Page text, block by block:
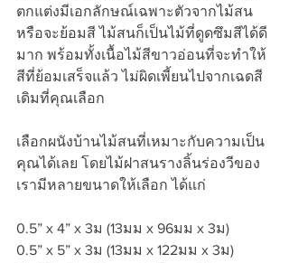
ตกแต่งมีเอกลักษณ์เฉพาะตัวจากไม้สน
หรือจะย้อมสี ไม้สนก็เป็นไม้ที่ดูดซึมสีได้ดี
มาก พร้อมทั้งเนื้อไม้สีขาวอ่อนที่จะทำให้
สีที่ย้อมเสร็จแล้ว ไม่ผิดเพี้ยนไปจากเฉดสี
เดิมที่คุณเลือก
เลือกผนังบ้านไม้สนที่เหมาะกับความเป็น
คุณได้เลย โดยไม้ฝาสนรางลิ้นร่องวีของ
เรามีหลายขนาดให้เลือก ได้แก่
0.5” x 4” x 3ม (13มม x 96มม x 3ม)
0.5” x 5” x 3ม (13มม x 122มม x 3ม)